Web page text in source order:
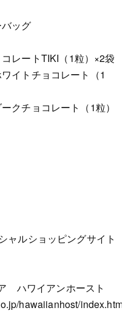
ッグ
レートTIKI（1粒）×2袋
トチョコレート（1
ョコレート（1粒）
ャルショッピングサイト
ハワイアンホースト
hawaiianhost/index.html